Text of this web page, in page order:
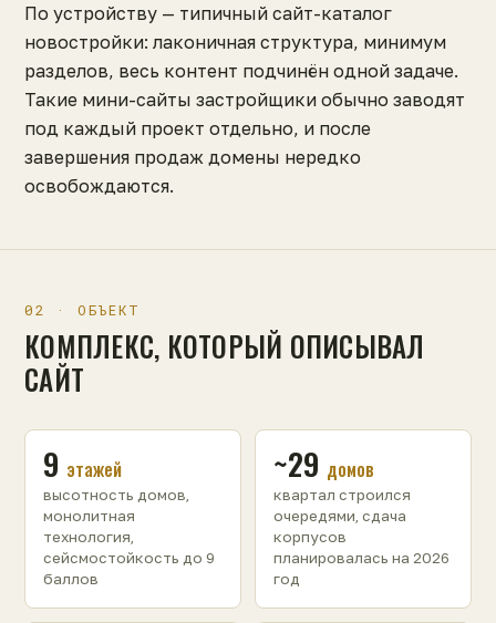
По устройству — типичный сайт-каталог
новостройки: лаконичная структура, минимум
разделов, весь контент подчинён одной задаче.
Такие мини-сайты застройщики обычно заводят
под каждый проект отдельно, и после
завершения продаж домены нередко
освобождаются.
02 · ОБЪЕКТ
КОМПЛЕКС, КОТОРЫЙ ОПИСЫВАЛ
САЙТ
9 этажей
высотность домов,
монолитная
технология,
сейсмостойкость до 9
баллов
~29 домов
квартал строился
очередями, сдача
корпусов
планировалась на 2026
год